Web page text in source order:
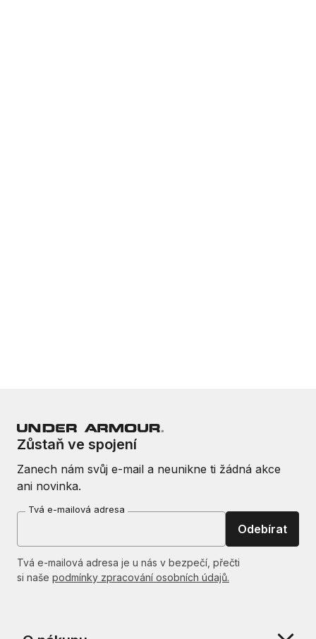
Zůstaň ve spojení
Zanech nám svůj e-mail a neunikne ti žádná akce
ani novinka.
Tvá e-mailová adresa
Odebírat
Tvá e-mailová adresa je u nás v bezpečí, přečti
si naše podmínky zpracování osobních údajů.